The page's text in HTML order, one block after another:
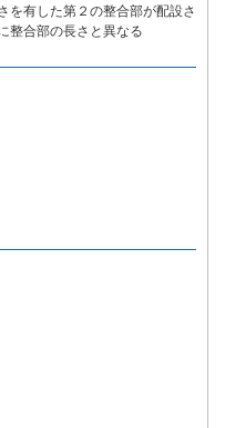
を有した第２の整合部が配設さ
整合部の長さと異なる